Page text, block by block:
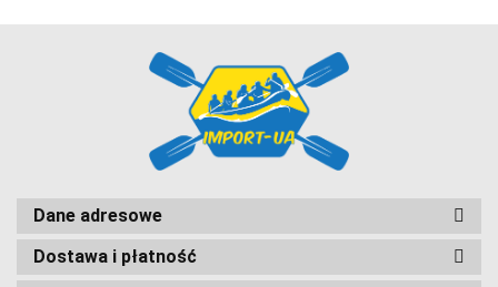
GriSport
Dane adresowe
Dostawa i płatność